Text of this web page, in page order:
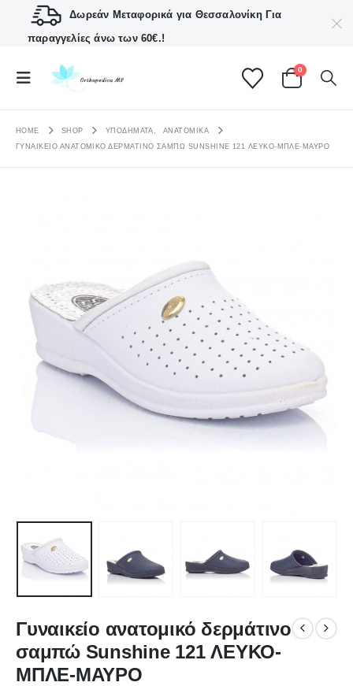
Δωρεάν Μεταφορικά για ΘεσσαλονίκηΓια
παραγγελίες άνω των 60€.!
0
HOME SHOP ΥΠΟΔΗΜΑΤΑ,
ΑΝΑΤΟΜΙΚΆ
ΓΥΝΑΙΚΕΊΟ ΑΝΑΤΟΜΙΚΌ ΔΕΡΜΆΤΙΝΟ ΣΑΜΠΏ SUNSHINE 121 ΛΕΥΚΟ-ΜΠΛΕ-ΜΑΥΡΟ
Γυναικείο ανατομικό δερμάτινο
σαμπώ Sunshine 121 ΛΕΥΚΟ-
ΜΠΛΕ-ΜΑΥΡΟ